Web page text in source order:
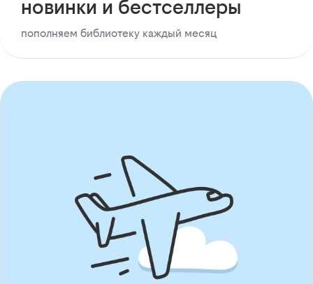
новинки и бестселлеры
пополняем библиотеку каждый месяц